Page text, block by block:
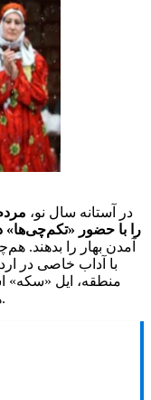
در آستانه سال نو،
را با حضور «تکم‌چی‌ها»
آمدن بهار را بدهند.
با آداب خاصی در
منطقه، ایل «سکه»
هدیه می‌دهند تا سالی پر برکت داشته باشند.